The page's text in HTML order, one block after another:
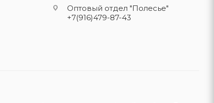
Оптовый отдел "Полесье"
+7(916)479-87-43